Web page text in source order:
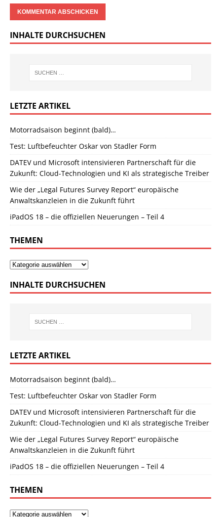
INHALTE DURCHSUCHEN
LETZTE ARTIKEL
Motorradsaison beginnt (bald)…
Test: Luftbefeuchter Oskar von Stadler Form
DATEV und Microsoft intensivieren Partnerschaft für die
Zukunft: Cloud-Technologien und KI als strategische Treiber
Wie der „Legal Futures Survey Report“ europäische
Anwaltskanzleien in die Zukunft führt
iPadOS 18 – die offiziellen Neuerungen – Teil 4
THEMEN
INHALTE DURCHSUCHEN
LETZTE ARTIKEL
Motorradsaison beginnt (bald)…
Test: Luftbefeuchter Oskar von Stadler Form
DATEV und Microsoft intensivieren Partnerschaft für die
Zukunft: Cloud-Technologien und KI als strategische Treiber
Wie der „Legal Futures Survey Report“ europäische
Anwaltskanzleien in die Zukunft führt
iPadOS 18 – die offiziellen Neuerungen – Teil 4
THEMEN